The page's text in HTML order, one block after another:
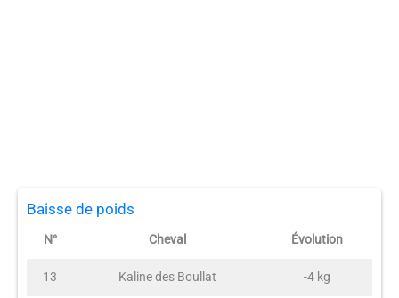
Baisse de poids
N° Cheval Évolution
13 Kaline des Boullat -4 kg